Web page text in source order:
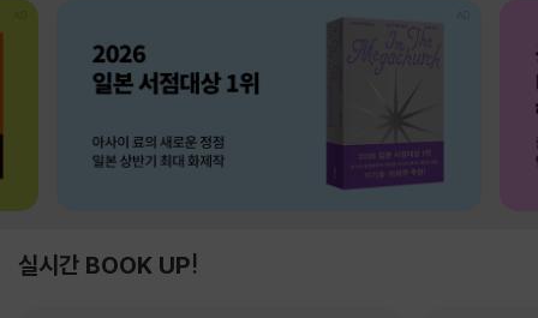
실시간 BOOK UP!